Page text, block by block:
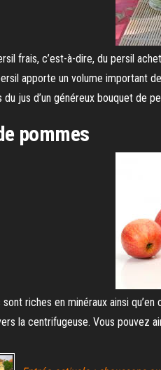
frais, c’est-à-dire, du persil
apporte un volume important
du jus d’un généreux bouquet de
pommes
riches en minéraux ainsi
la centrifugeuse. Vous pouvez